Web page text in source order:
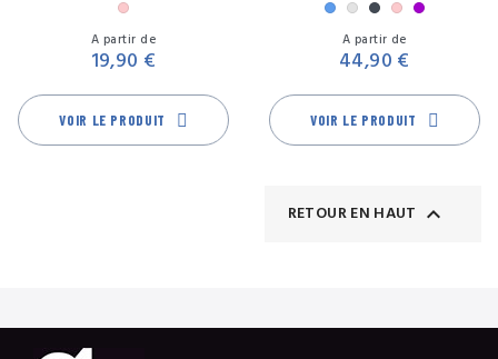
Rose
A partir de
19,90 €
VOIR LE PRODUIT
BleuGrisNoirRoseViolet
A partir de
44,90 €
VOIR LE PRODUIT
RETOUR EN HAUT 